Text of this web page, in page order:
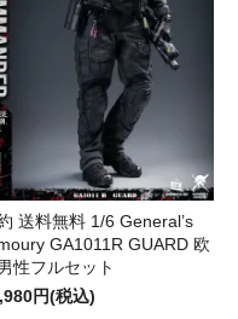
送料無料 1/6 General’s
GA1011R GUARD 欧
性フルセット
円(税込)